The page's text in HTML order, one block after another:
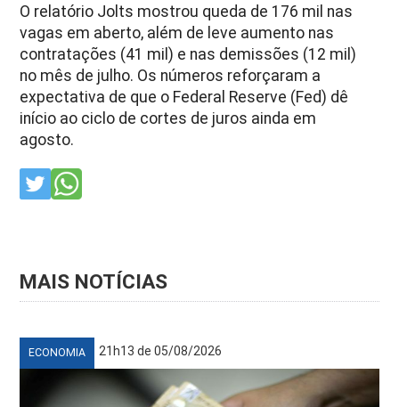
O relatório Jolts mostrou queda de 176 mil nas
vagas em aberto, além de leve aumento nas
contratações (41 mil) e nas demissões (12 mil)
no mês de julho. Os números reforçaram a
expectativa de que o Federal Reserve (Fed) dê
início ao ciclo de cortes de juros ainda em
agosto.
MAIS NOTÍCIAS
ECONOMIA 21h13 de 05/08/2026